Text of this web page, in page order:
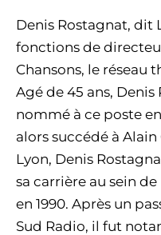
Denis Rostagnat, dit
fonctions de
Chansons, le réseau
Agé de 45 ans,
nommé à ce poste
alors succédé à
Lyon, Denis
sa carrière au sein
en 1990. Après un
Sud Radio, il fut